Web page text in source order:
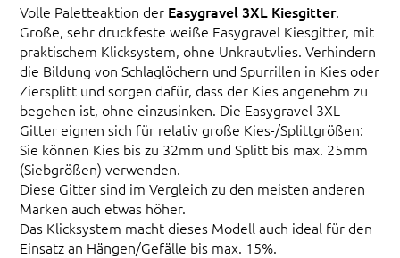
Volle Paletteaktion der Easygravel 3XL Kiesgitter.
Große, sehr druckfeste weiße Easygravel Kiesgitter, mit
praktischem Klicksystem, ohne Unkrautvlies. Verhindern
die Bildung von Schlaglöchern und Spurrillen in Kies oder
Ziersplitt und sorgen dafür, dass der Kies angenehm zu
begehen ist, ohne einzusinken. Die Easygravel 3XL-
Gitter eignen sich für relativ große Kies-/Splittgrößen:
Sie können Kies bis zu 32mm und Splitt bis max. 25mm
(Siebgrößen) verwenden.
Diese Gitter sind im Vergleich zu den meisten anderen
Marken auch etwas höher.
Das Klicksystem macht dieses Modell auch ideal für den
Einsatz an Hängen/Gefälle bis max. 15%.